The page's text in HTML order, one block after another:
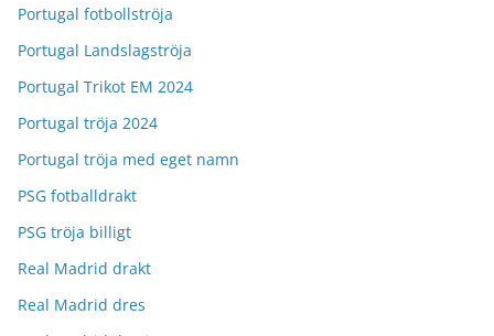
Portugal fotbollströja
Portugal Landslagströja
Portugal Trikot EM 2024
Portugal tröja 2024
Portugal tröja med eget namn
PSG fotballdrakt
PSG tröja billigt
Real Madrid drakt
Real Madrid dres